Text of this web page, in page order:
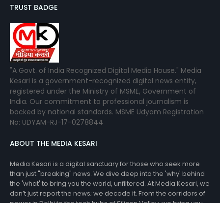
TRUST BADGE
"A Govt. of India Recognized Digital Media House." Media
Kesari is a government-recognized digital news entity,
registered under the Ministry of MSME, Government of
India. Our commitment to professional journalism is
backed by national standards. MSME Udyam Registration
No: UDYAM-RJ-17-0278844
ABOUT THE MEDIA KESARI
Media Kesari is a digital sanctuary for those who seek more
than just "breaking" news. We dive deep into the 'why' behind
the 'what' to bring you the world, unfiltered. At Media Kesari, we
don’t just report the news; we decode it. From the corridors of